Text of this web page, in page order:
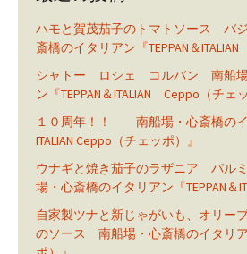
ハモと賀茂茄子のトマトソース バ
斎橋のイタリアン『TEPPAN＆
シャトー ロシェ コルバン 南船場
ン『TEPPAN＆ITALIAN Ceppo（チェ
１０周年！！ 南船場・心斎橋のイ
ITALIAN Ceppo（チェッポ）』
ウナギと焼き茄子のラザニア パル
場・心斎橋のイタリアン『TEPPAN＆
自家製ツナと新じゃがいも、オリー
のソース 南船場・心斎橋のイタリ